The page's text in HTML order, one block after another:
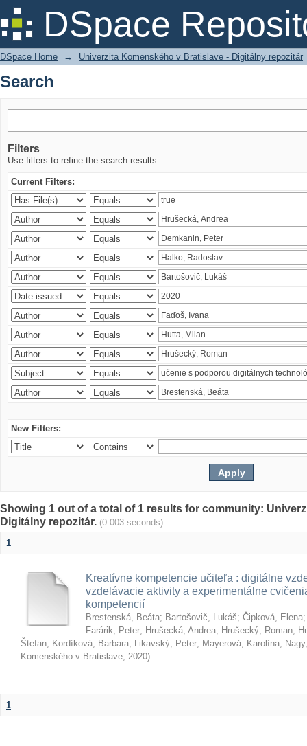
DSpace
Search
DSpace Home → Univerzita Komenského v Bratislave - Digitálny repozitár
Search
Filters
Use filters to refine the search results.
Current Filters:
New Filters:
Showing 1 out of a total of 1 results for community:
Digitálny repozitár. (0.003 seconds)
1
Kreatívne kompetencie učiteľa : digitálne
vzdelávacie aktivity a experimentálne
kompetencií
Brestenská, Beáta; Bartošovič, Lukáš; Čipková, Elena
Farárik, Peter; Hrušecká, Andrea; Hrušecký, Roman;
Štefan; Kordíková, Barbara; Likavský, Peter; Mayerová, Karolína;
Komenského v Bratislave, 2020)
1